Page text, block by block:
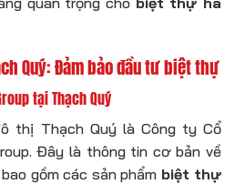
Quý: Đảm bảo đầu tư biệt thự
tại Thạch Quý
thị Thạch Quý là Công ty Cổ
Đây là thông tin cơ bản về
gồm các sản phẩm biệt thự